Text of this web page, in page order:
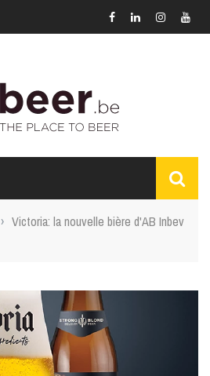
› Victoria: la nouvelle bière d'AB Inbev